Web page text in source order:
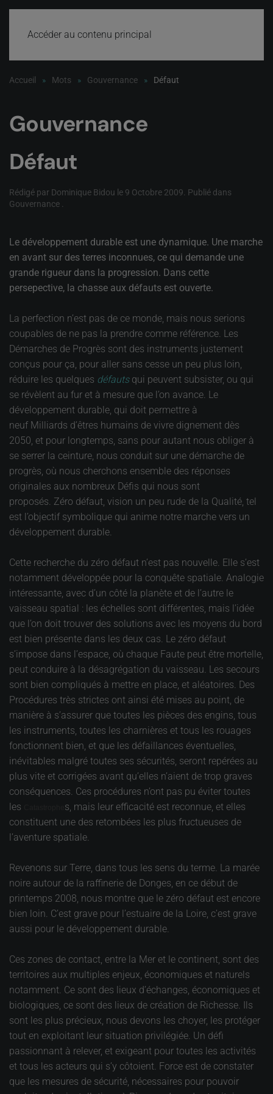
Accéder au contenu principal
Accueil Mots Gouvernance Défaut
Gouvernance
Défaut
Rédigé par Dominique Bidou le 9 Octobre 2009 . Publié dans
Gouvernance
Le développement durable est une dynamique. Une marche
en avant sur des terres inconnues, ce qui demande une
grande rigueur dans la progression. Dans cette
persepective, la chasse aux défauts est ouverte.
La perfection n’est pas de ce monde, mais nous serions
coupables de ne pas la prendre comme référence. Les
Démarches de Progrès sont des instruments justement
conçus pour ça, pour aller sans cesse un peu plus loin,
réduire les quelques défautsqui peuvent subsister, ou qui
se révèlent au fur et à mesure que l’on avance. Le
développement durable, qui doit permettre à
neuf Milliards d’êtres humains de vivre dignement dès
2050, et pour longtemps, sans pour autant nous obliger à
se serrer la ceinture, nous conduit sur une démarche de
progrès, où nous cherchons ensemble des réponses
originales aux nombreux Défis qui nous sont
proposés. Zéro défaut, vision un peu rude de la Qualité, tel
est l’objectif symbolique qui anime notre marche vers un
développement durable.
Cette recherche du zéro défaut n’est pas nouvelle. Elle s’est
notamment développée pour la conquête spatiale. Analogie
intéressante, avec d’un côté la planète et de l’autre le
vaisseau spatial : les échelles sont différentes, mais l’idée
que l’on doit trouver des solutions avec les moyens du bord
est bien présente dans les deux cas. Le zéro défaut
s’impose dans l’espace, où chaque Faute peut être mortelle,
peut conduire à la désagrégation du vaisseau. Les secours
sont bien compliqués à mettre en place, et aléatoires. Des
Procédures très strictes ont ainsi été mises au point, de
manière à s’assurer que toutes les pièces des engins, tous
les instruments, toutes les charnières et tous les rouages
fonctionnent bien, et que les défaillances éventuelles,
inévitables malgré toutes ses sécurités, seront repérées au
plus vite et corrigées avant qu’elles n’aient de trop graves
conséquences. Ces procédures n’ont pas pu éviter toutes
les
s, mais leur efficacité est reconnue, et elles
constituent une des retombées les plus fructueuses de
l’aventure spatiale.
Revenons sur Terre, dans tous les sens du terme. La marée
noire autour de la raffinerie de Donges, en ce début de
printemps 2008, nous montre que le zéro défaut est encore
bien loin. C’est grave pour l’estuaire de la Loire, c’est grave
aussi pour le développement durable.
Ces zones de contact, entre la Mer et le continent, sont des
territoires aux multiples enjeux, économiques et naturels
notamment. Ce sont des lieux d’échanges, économiques et
biologiques, ce sont des lieux de création de Richesse. Ils
sont les plus précieux, nous devons les choyer, les protéger
tout en exploitant leur situation privilégiée. Un défi
passionnant à relever, et exigeant pour toutes les activités
et tous les acteurs qui s’y côtoient. Force est de constater
que les mesures de sécurité, nécessaires pour pouvoir